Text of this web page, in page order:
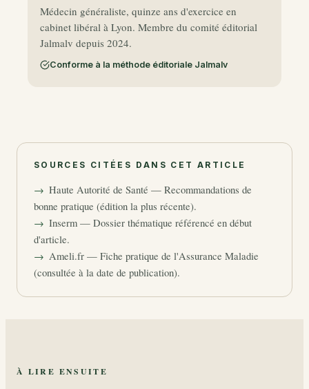
Médecin généraliste, quinze ans d'exercice en
cabinet libéral à Lyon. Membre du comité éditorial
Jalmalv depuis 2024.
Conforme à la méthode éditoriale Jalmalv
SOURCES CITÉES DANS CET ARTICLE
Haute Autorité de Santé — Recommandations de
bonne pratique (édition la plus récente).
Inserm — Dossier thématique référencé en début
d'article.
Ameli.fr — Fiche pratique de l'Assurance Maladie
(consultée à la date de publication).
À LIRE ENSUITE